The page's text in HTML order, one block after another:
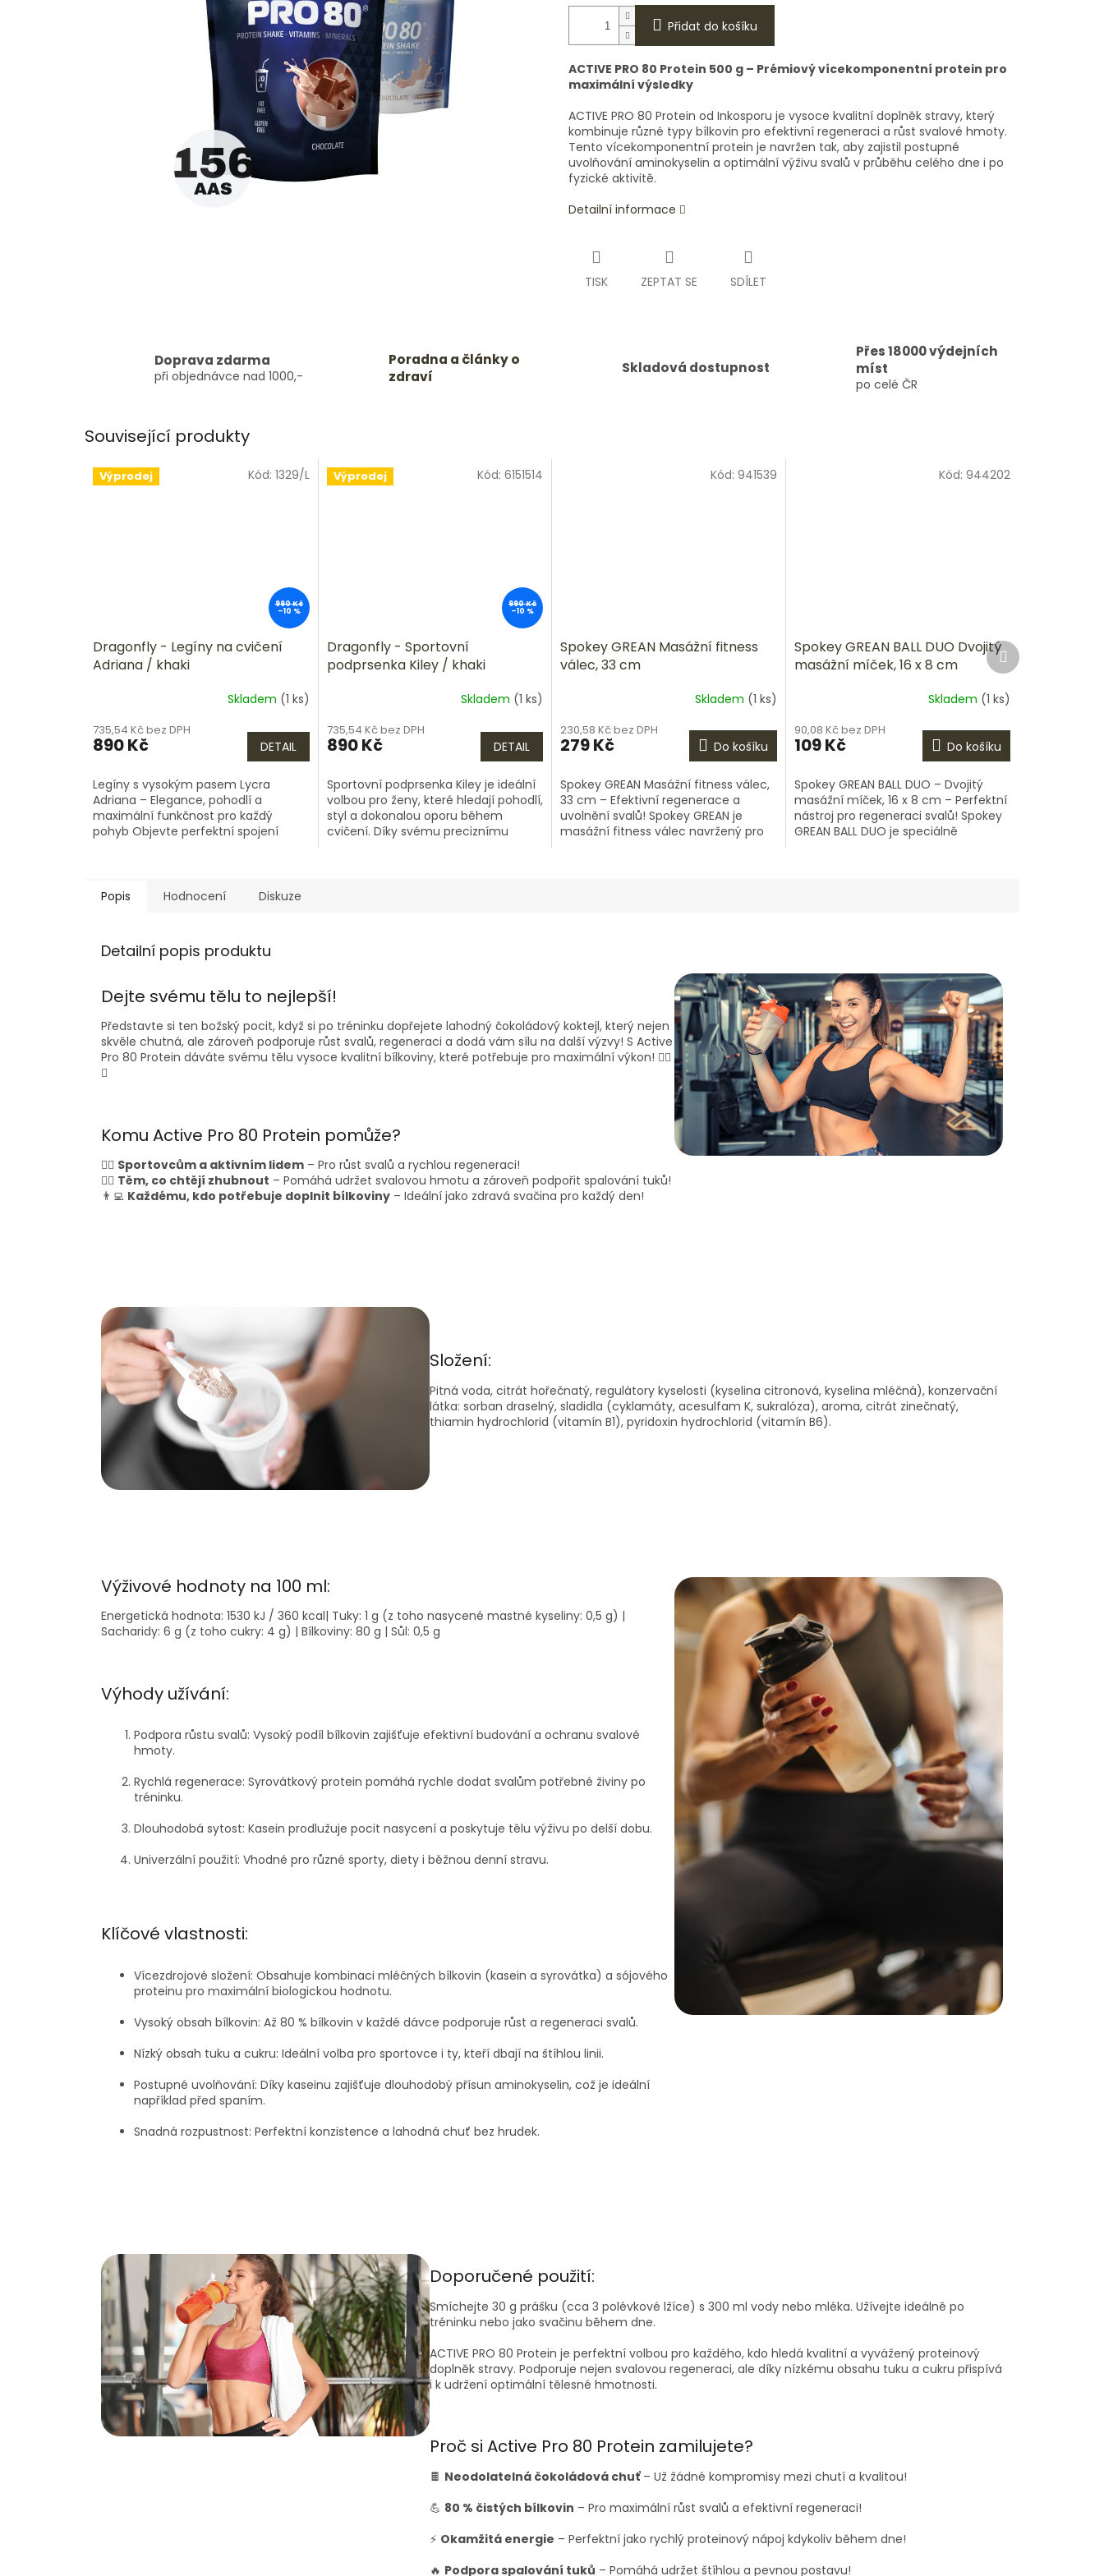
Přidat do košíku
ACTIVE PRO 80 Protein 500 g – Prémiový vícekomponentní protein pro
maximální výsledky
ACTIVE PRO 80 Protein od Inkosporu je vysoce kvalitní doplněk stravy, který
kombinuje různé typy bílkovin pro efektivní regeneraci a růst svalové hmoty.
Tento vícekomponentní protein je navržen tak, aby zajistil postupné
uvolňování aminokyselin a optimální výživu svalů v průběhu celého dne i po
fyzické aktivitě.
Detailní informace
TISK ZEPTAT SE SDÍLET
Doprava zdarma
při objednávce nad 1000,-
Poradna a články o
zdraví
Skladová dostupnost
Přes 18000 výdejních
míst
po celé ČR
Související produkty
Výprodej
990 Kč
–10 %
Dragonfly - Legíny na cvičení
Adriana / khaki
Skladem (1 ks)
735,54 Kč bez DPH
890 Kč DETAIL
Legíny s vysokým pasem Lycra
Adriana – Elegance, pohodlí a
maximální funkčnost pro každý
pohyb Objevte perfektní spojení
Kód: 1329/L Výprodej
990 Kč
–10 %
Dragonfly - Sportovní
podprsenka Kiley / khaki
Skladem (1 ks)
735,54 Kč bez DPH
890 Kč DETAIL
Sportovní podprsenka Kiley je ideální
volbou pro ženy, které hledají pohodlí,
styl a dokonalou oporu během
cvičení. Díky svému preciznímu
Kód: 6151514
Spokey GREAN Masážní fitness
válec, 33 cm
Skladem (1 ks)
230,58 Kč bez DPH
279 Kč Do košíku
Spokey GREAN Masážní fitness válec,
33 cm – Efektivní regenerace a
uvolnění svalů! Spokey GREAN je
masážní fitness válec navržený pro
Kód: 941539
Spokey GREAN BALL DUO Dvojitý
masážní míček, 16 x 8 cm
produktu
je
z
5
hvězdiček.
Skladem (1 ks)
90,08 Kč bez DPH
109 Kč Do košíku
Spokey GREAN BALL DUO – Dvojitý
masážní míček, 16 x 8 cm – Perfektní
nástroj pro regeneraci svalů! Spokey
GREAN BALL DUO je speciálně
Kód: 944202
Další
produkt
Popis Hodnocení Diskuze
Detailní popis produktu
Dejte svému tělu to nejlepší!
Představte si ten božský pocit, když si po tréninku dopřejete lahodný čokoládový koktejl, který nejen
skvěle chutná, ale zároveň podporuje růst svalů, regeneraci a dodá vám sílu na další výzvy! S Active
Pro 80 Protein dáváte svému tělu vysoce kvalitní bílkoviny, které potřebuje pro maximální výkon! 🏋️‍♂️
🔥
Komu Active Pro 80 Protein pomůže?
🏋️‍♂️ Sportovcům a aktivním lidem – Pro růst svalů a rychlou regeneraci!
🚴‍♀️ Těm, co chtějí zhubnout – Pomáhá udržet svalovou hmotu a zároveň podpořit spalování tuků!
👨‍💻 Každému, kdo potřebuje doplnit bílkoviny – Ideální jako zdravá svačina pro každý den!
Složení:
Pitná voda, citrát hořečnatý, regulátory kyselosti (kyselina citronová, kyselina mléčná), konzervační
látka: sorban draselný, sladidla (cyklamáty, acesulfam K, sukralóza), aroma, citrát zinečnatý,
thiamin hydrochlorid (vitamín B1), pyridoxin hydrochlorid (vitamín B6).
Výživové hodnoty na 100 ml:
Energetická hodnota: 1530 kJ / 360 kcal| Tuky: 1 g (z toho nasycené mastné kyseliny: 0,5 g) |
Sacharidy: 6 g (z toho cukry: 4 g) | Bílkoviny: 80 g | Sůl: 0,5 g
Výhody užívání:
Podpora růstu svalů: Vysoký podíl bílkovin zajišťuje efektivní budování a ochranu svalové
hmoty.
Rychlá regenerace: Syrovátkový protein pomáhá rychle dodat svalům potřebné živiny po
tréninku.
Dlouhodobá sytost: Kasein prodlužuje pocit nasycení a poskytuje tělu výživu po delší dobu.
Univerzální použití: Vhodné pro různé sporty, diety i běžnou denní stravu.
Klíčové vlastnosti:
Vícezdrojové složení: Obsahuje kombinaci mléčných bílkovin (kasein a syrovátka) a sójového
proteinu pro maximální biologickou hodnotu.
Vysoký obsah bílkovin: Až 80 % bílkovin v každé dávce podporuje růst a regeneraci svalů.
Nízký obsah tuku a cukru: Ideální volba pro sportovce i ty, kteří dbají na štíhlou linii.
Postupné uvolňování: Díky kaseinu zajišťuje dlouhodobý přísun aminokyselin, což je ideální
například před spaním.
Snadná rozpustnost: Perfektní konzistence a lahodná chuť bez hrudek.
Doporučené použití:
Smíchejte 30 g prášku (cca 3 polévkové lžíce) s 300 ml vody nebo mléka. Užívejte ideálně po
tréninku nebo jako svačinu během dne.
ACTIVE PRO 80 Protein je perfektní volbou pro každého, kdo hledá kvalitní a vyvážený proteinový
doplněk stravy. Podporuje nejen svalovou regeneraci, ale díky nízkému obsahu tuku a cukru přispívá
i k udržení optimální tělesné hmotnosti.
Proč si Active Pro 80 Protein zamilujete?
🍫 Neodolatelná čokoládová chuť– Už žádné kompromisy mezi chutí a kvalitou!
💪 80 % čistých bílkovin – Pro maximální růst svalů a efektivní regeneraci!
⚡ Okamžitá energie – Perfektní jako rychlý proteinový nápoj kdykoliv během dne!
🔥 Podpora spalování tuků – Pomáhá udržet štíhlou a pevnou postavu!